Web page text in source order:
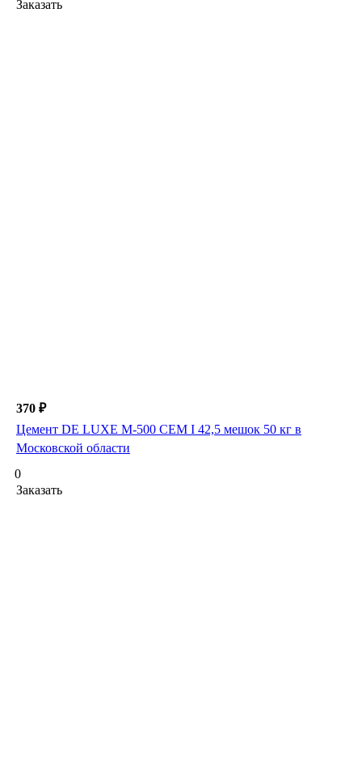
Заказать
370 ₽
Цемент DE LUXE М-500 СЕМ I 42,5 мешок 50 кг в
Московской области
0
Заказать